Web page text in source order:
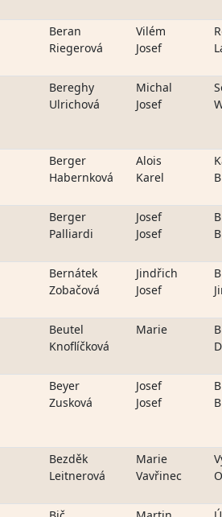
Beran
Riegerová
Vilém
Josef
Bereghy
Ulrichová
Michal
Josef
Berger
Habernková
Alois
Karel
Berger
Palliardi
Josef
Josef
Bernátek
Zobačová
Jindřich
Josef
Beutel
Knoflíčková
Marie
Beyer
Zusková
Josef
Josef
Bezděk
Leitnerová
Marie
Vavřinec